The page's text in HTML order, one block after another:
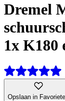
Dremel
1x K180
Opslaan in